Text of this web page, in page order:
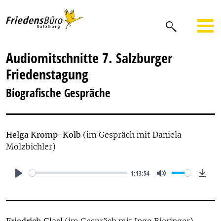
Audiomitschnitte 7. Salzburger
Friedenstagung
Biografische Gespräche
Helga Kromp-Kolb (im Gespräch mit Daniela
Molzbichler)
1:13:54